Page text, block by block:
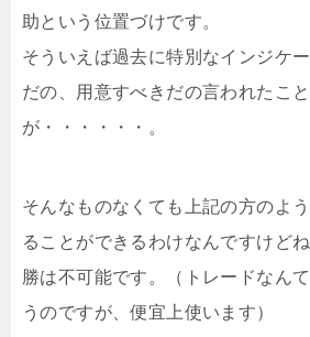
助という位置づけです。
そういえば過去に特別なインジケ
だの、用意すべきだの言われたこ
が・・・・・・。
そんなものなくても上記の方のよ
ることができるわけなんですけど
勝は不可能です。（トレードなん
うのですが、便宜上使います）